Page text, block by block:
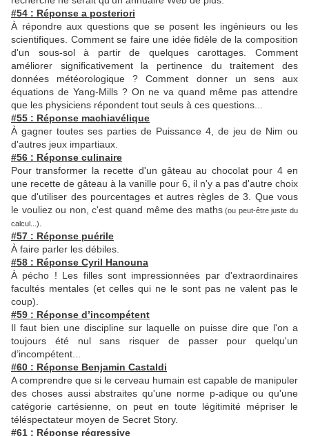
#54 : Réponse a posteriori
À répondre aux questions que se posent les ingénieurs ou les
scientifiques. Comment se faire une idée fidèle de la composition
d'un sous-sol à partir de quelques carottages. Comment
améliorer significativement la pertinence du traitement des
données météorologique ? Comment donner un sens aux
équations de Yang-Mills ? On ne va quand même pas attendre
que les physiciens répondent tout seuls à ces questions...
#55 : Réponse machiavélique
À gagner toutes ses parties de Puissance 4, de jeu de Nim ou
d'autres jeux impartiaux.
#56 : Réponse culinaire
Pour transformer la recette d'un gâteau au chocolat pour 4 en
une recette de gâteau à la vanille pour 6, il n'y a pas d'autre choix
que d'utiliser des pourcentages et autres règles de 3. Que vous
le vouliez ou non, c'est quand même des maths(ou peut-être juste du
calcul...)
#57 : Réponse puérile
À faire parler les débiles.
#58 : Réponse Cyril Hanouna
À pécho ! Les filles sont impressionnées par d'extraordinaires
facultés mentales (et celles qui ne le sont pas ne valent pas le
coup).
#59 : Réponse d’incompétent
Il faut bien une discipline sur laquelle on puisse dire que l'on a
toujours été nul sans risquer de passer pour quelqu'un
d’incompétent...
#60 : Réponse Benjamin Castaldi
A comprendre que si le cerveau humain est capable de manipuler
des choses aussi abstraites qu'une norme p-adique ou qu'une
catégorie cartésienne, on peut en toute légitimité mépriser le
téléspectateur moyen de Secret Story.
#61 : Réponse régressive